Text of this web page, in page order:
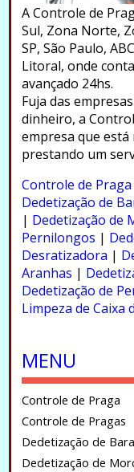
A Controle de
Sul, Zona Norte,
SP, São Paulo,
Litoral, onde
avançado 24hs.
Fuja das
dinheiro, a
empresa que está
prestando um
Controle de Praga
Dedetização de
| Dedetização de
Pernilongos |
Desratizadora |
Aranhas |
Dedetização de
Limpeza de Caixa
MENU
Controle de Praga
Controle de Pragas
Dedetização de
Dedetização de